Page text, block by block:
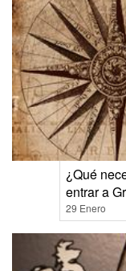
¿Qué
entrar a
29 Enero